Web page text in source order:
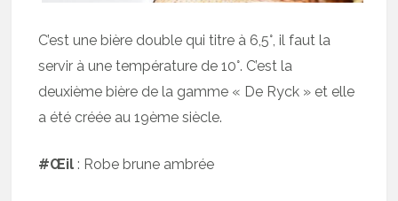
C’est une bière double qui titre à 6,5°, il faut la
servir à une température de 10°. C’est la
deuxième bière de la gamme « De Ryck » et elle
a été créée au 19ème siècle.
#Œil : Robe brune ambrée